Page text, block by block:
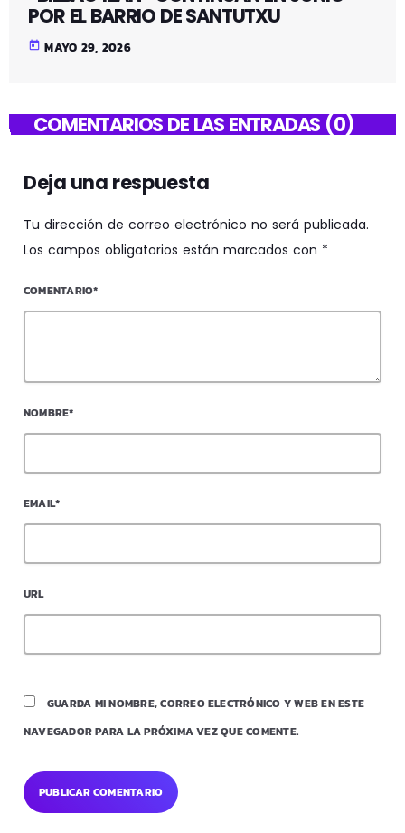
POR EL BARRIO DE SANTUTXU
today MAYO 29, 2026
COMENTARIOS DE LAS ENTRADAS (0)
Deja una respuesta
Tu dirección de correo electrónico no será publicada.
Los campos obligatorios están marcados con *
COMENTARIO*
NOMBRE*
EMAIL*
URL
GUARDA MI NOMBRE, CORREO ELECTRÓNICO Y WEB EN ESTE
NAVEGADOR PARA LA PRÓXIMA VEZ QUE COMENTE.